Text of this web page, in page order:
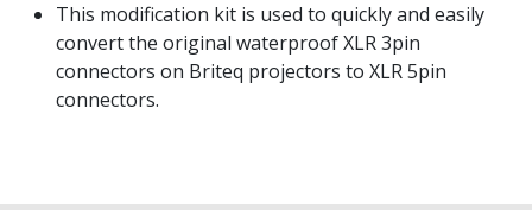
This modification kit is used to quickly and easily
convert the original waterproof XLR 3pin
connectors on Briteq projectors to XLR 5pin
connectors.